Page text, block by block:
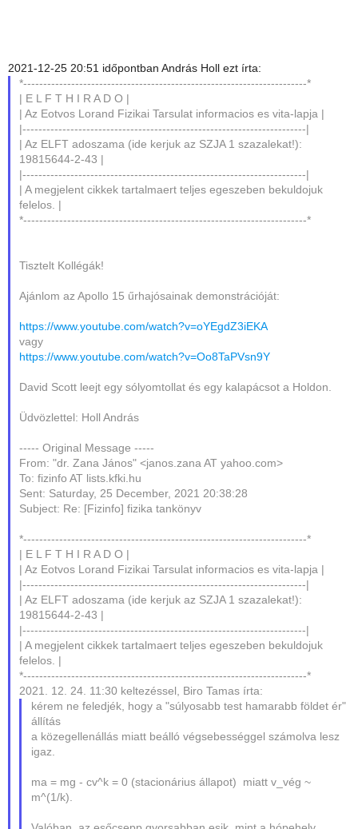
2021-12-25 20:51 időpontban András Holl ezt írta:
*-----------------------------------------------------------------------*
| E L F T H I R A D O |
| Az Eotvos Lorand Fizikai Tarsulat informacios es vita-lapja |
|-----------------------------------------------------------------------|
| Az ELFT adoszama (ide kerjuk az SZJA 1 szazalekat!):
19815644-2-43 |
|-----------------------------------------------------------------------|
| A megjelent cikkek tartalmaert teljes egeszeben bekuldojuk
felelos. |
*-----------------------------------------------------------------------*
Tisztelt Kollégák!
Ajánlom az Apollo 15 űrhajósainak demonstrációját:
https://www.youtube.com/watch?v=oYEgdZ3iEKA
vagy
https://www.youtube.com/watch?v=Oo8TaPVsn9Y
David Scott leejt egy sólyomtollat és egy kalapácsot a Holdon.
Üdvözlettel: Holl András
----- Original Message -----
From: "dr. Zana János" <janos.zana AT yahoo.com>
To: fizinfo AT lists.kfki.hu
Sent: Saturday, 25 December, 2021 20:38:28
Subject: Re: [Fizinfo] fizika tankönyv
*-----------------------------------------------------------------------*
| E L F T H I R A D O |
| Az Eotvos Lorand Fizikai Tarsulat informacios es vita-lapja |
|-----------------------------------------------------------------------|
| Az ELFT adoszama (ide kerjuk az SZJA 1 szazalekat!):
19815644-2-43 |
|-----------------------------------------------------------------------|
| A megjelent cikkek tartalmaert teljes egeszeben bekuldojuk
felelos. |
*-----------------------------------------------------------------------*
2021. 12. 24. 11:30 keltezéssel, Biro Tamas írta:
kérem ne feledjék, hogy a "súlyosabb test hamarabb földet ér"
állítás
a közegellenállás miatt beálló végsebességgel számolva lesz
igaz.
ma = mg - cv^k = 0 (stacionárius állapot) miatt v_vég ~
m^(1/k).